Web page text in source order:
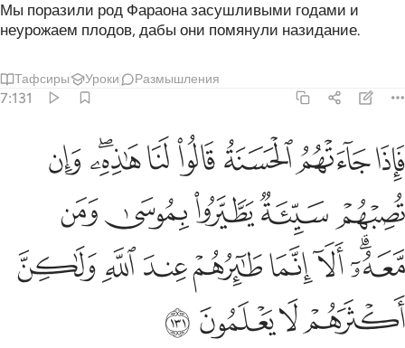
Мы поразили род Фараона засушливыми годами и
неурожаем плодов, дабы они помянули назидание.
Тафсиры Уроки Размышления
7:131
فاذا جاءتهم الحسنة قالوا لنا هاذه وان تصبهم سيية يطيروا بموسى ومن
فَإِذَا جَآءَتْهُمُ ٱلْحَسَنَةُ قَالُوا۟ لَنَا هَـٰذِهِۦ ۖ وَإِن تُصِبْهُمْ سَيِّئَةٌۭ يَطَّيَّرُوا۟ بِمُوسَىٰ
ﱁﱂﱃﱄﱅﱆﱇﱈ
ﱉﱊﱋﱌﱍ
ﱎﱏﱐﱑﱒﱓﱔﱕ
ﱖﱗﱘﱙ